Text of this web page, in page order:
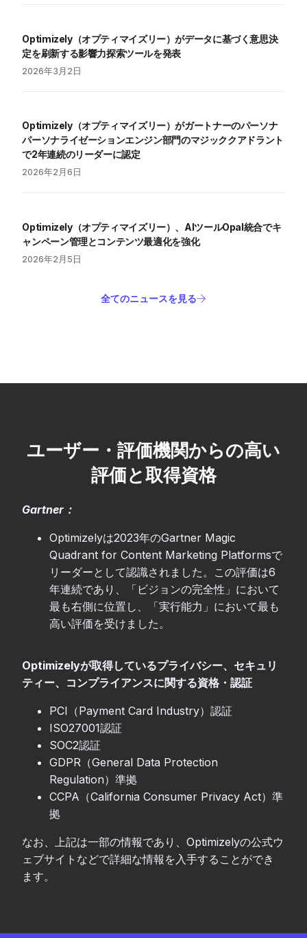
Optimizely（オプティマイズリー）がデータに基づく意思決
定を刷新する影響力探索ツールを発表
2026年3月2日
Optimizely（オプティマイズリー）がガートナーのパーソナ
パーソナライゼーションエンジン部門のマジッククアドラント
で2年連続のリーダーに認定
2026年2月6日
Optimizely（オプティマイズリー）、AIツールOpal統合でキ
ャンペーン管理とコンテンツ最適化を強化
2026年2月5日
全てのニュースを見る
ユーザー・評価機関からの高い
評価と取得資格
Gartner：
Optimizelyは2023年のGartner Magic
Quadrant for Content Marketing Platformsで
リーダーとして認識されました。この評価は6
年連続であり、「ビジョンの完全性」において
最も右側に位置し、「実行能力」において最も
高い評価を受けました。
Optimizelyが取得しているプライバシー、セキュリ
ティー、コンプライアンスに関する資格・認証
PCI（Payment Card Industry）認証
ISO27001認証
SOC2認証
GDPR（General Data Protection
Regulation）準拠
CCPA（California Consumer Privacy Act）準
拠
なお、上記は一部の情報であり、Optimizelyの公式ウ
ェブサイトなどで詳細な情報を入手することができ
ます。